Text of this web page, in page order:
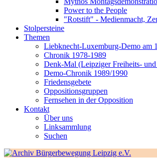
Power to the People
"Rotstift" - Medienmacht,
Stolpersteine
Themen
Liebknecht-Luxemburg-Demo am
Chronik 1978-1989
Denk-Mal (Leipziger Freiheits-
Demo-Chronik 1989/1990
Friedensgebete
Oppositionsgruppen
Fernsehen in der Opposition
Kontakt
Über uns
Linksammlung
Suchen